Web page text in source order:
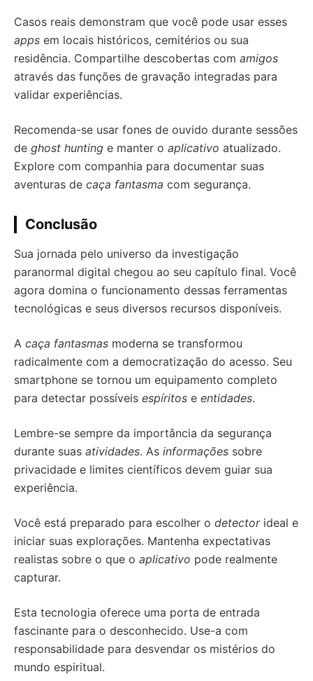
Casos reais demonstram que você pode usar esses
apps em locais históricos, cemitérios ou sua
residência. Compartilhe descobertas com amigos
através das funções de gravação integradas para
validar experiências.
Recomenda-se usar fones de ouvido durante sessões
de ghost hunting e manter o aplicativo atualizado.
Explore com companhia para documentar suas
aventuras de caça fantasma com segurança.
Conclusão
Sua jornada pelo universo da investigação
paranormal digital chegou ao seu capítulo final. Você
agora domina o funcionamento dessas ferramentas
tecnológicas e seus diversos recursos disponíveis.
A caça fantasmas moderna se transformou
radicalmente com a democratização do acesso. Seu
smartphone se tornou um equipamento completo
para detectar possíveis espíritos e entidades.
Lembre-se sempre da importância da segurança
durante suas atividades. As informações sobre
privacidade e limites científicos devem guiar sua
experiência.
Você está preparado para escolher o detectorideal e
iniciar suas explorações. Mantenha expectativas
realistas sobre o que o aplicativo pode realmente
capturar.
Esta tecnologia oferece uma porta de entrada
fascinante para o desconhecido. Use-a com
responsabilidade para desvendar os mistérios do
mundo espiritual.